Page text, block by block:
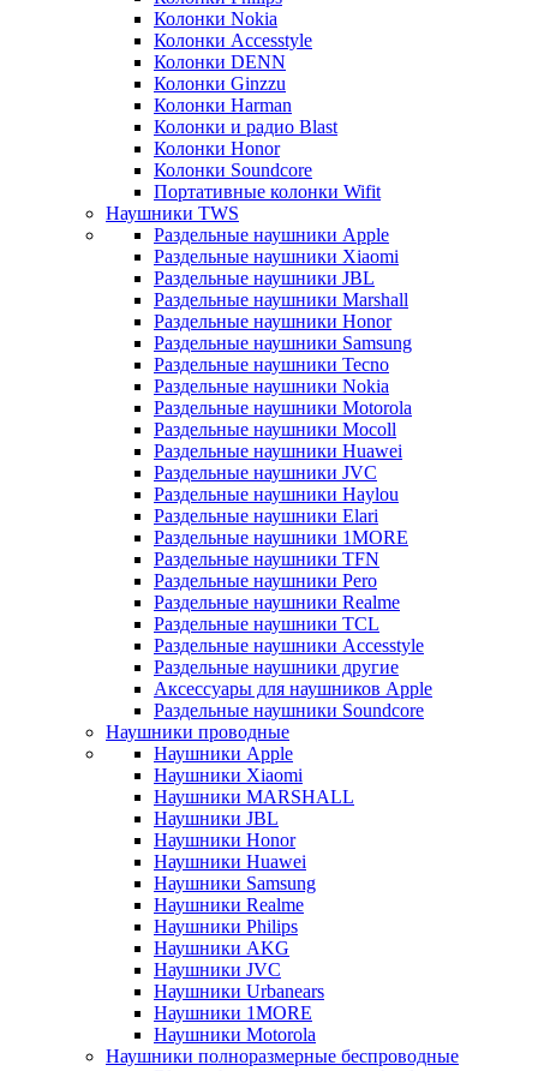
Колонки Nokia
Колонки Accesstyle
Колонки DENN
Колонки Ginzzu
Колонки Harman
Колонки и радио Blast
Колонки Honor
Колонки Soundcore
Портативные колонки Wifit
Наушники TWS
Раздельные наушники Apple
Раздельные наушники Xiaomi
Раздельные наушники JBL
Раздельные наушники Marshall
Раздельные наушники Honor
Раздельные наушники Samsung
Раздельные наушники Tecno
Раздельные наушники Nokia
Раздельные наушники Motorola
Раздельные наушники Mocoll
Раздельные наушники Huawei
Раздельные наушники JVC
Раздельные наушники Haylou
Раздельные наушники Elari
Раздельные наушники 1MORE
Раздельные наушники TFN
Раздельные наушники Pero
Раздельные наушники Realme
Раздельные наушники TCL
Раздельные наушники Accesstyle
Раздельные наушники другие
Аксессуары для наушников Apple
Раздельные наушники Soundcore
Наушники проводные
Наушники Apple
Наушники Xiaomi
Наушники MARSHALL
Наушники JBL
Наушники Honor
Наушники Huawei
Наушники Samsung
Наушники Realme
Наушники Philips
Наушники AKG
Наушники JVC
Наушники Urbanears
Наушники 1MORE
Наушники Motorola
Наушники полноразмерные беспроводные